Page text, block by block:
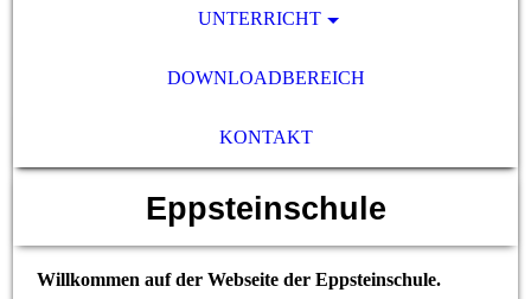
UNTERRICHT
DOWNLOADBEREICH
KONTAKT
Eppsteinschule
Willkommen auf der Webseite der Eppsteinschule.